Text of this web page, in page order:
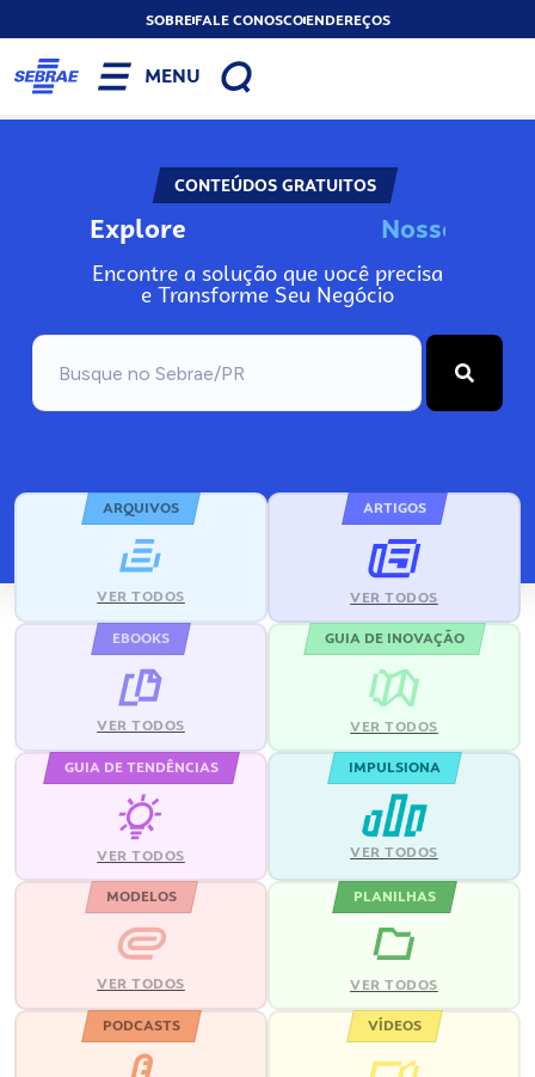
SOBREFALE CONOSCOENDEREÇOS
MENU
CONTEÚDOS GRATUITOS
Explore Nos
Encontre a solução que você precisa
e Transforme Seu Negócio
ARQUIVOS
VER TODOS
ARTIGOS
VER TODOS
EBOOKS
VER TODOS
GUIA DE INOVAÇÃO
VER TODOS
GUIA DE TENDÊNCIAS
VER TODOS
IMPULSIONA
VER TODOS
MODELOS
VER TODOS
PLANILHAS
VER TODOS
PODCASTS VÍDEOS